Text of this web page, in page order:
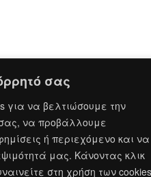
σας
για να βελτιώσουμε την
να προβάλλουμε
ή περιεχόμενο και να
μας. Κάνοντας κλικ
στη χρήση των cookies